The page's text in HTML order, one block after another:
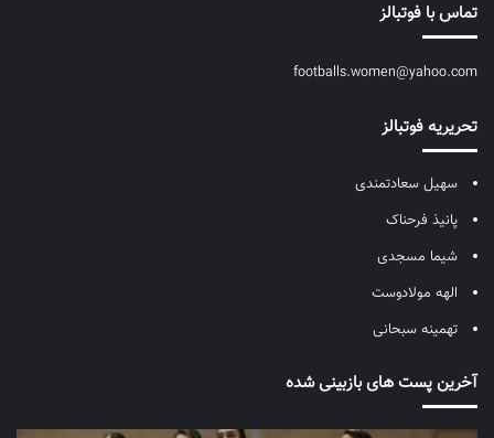
تماس با فوتبالز
footballs.women@yahoo.com
تحریریه فوتبالز
سهیل سعادتمندی
پانیذ فرحناک
شیما مسجدی
الهه مولادوست
تهمینه سبحانی
آخرین پست های بازبینی شده